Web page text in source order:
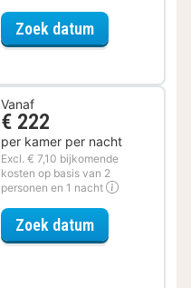
Zoek datumvoor Late
Vanaf
€ 222
per kamer per nacht
Excl. € 7,10 bijkomende
kosten op basis van 2
personen en 1 nacht
Zoek datumvoor Relax